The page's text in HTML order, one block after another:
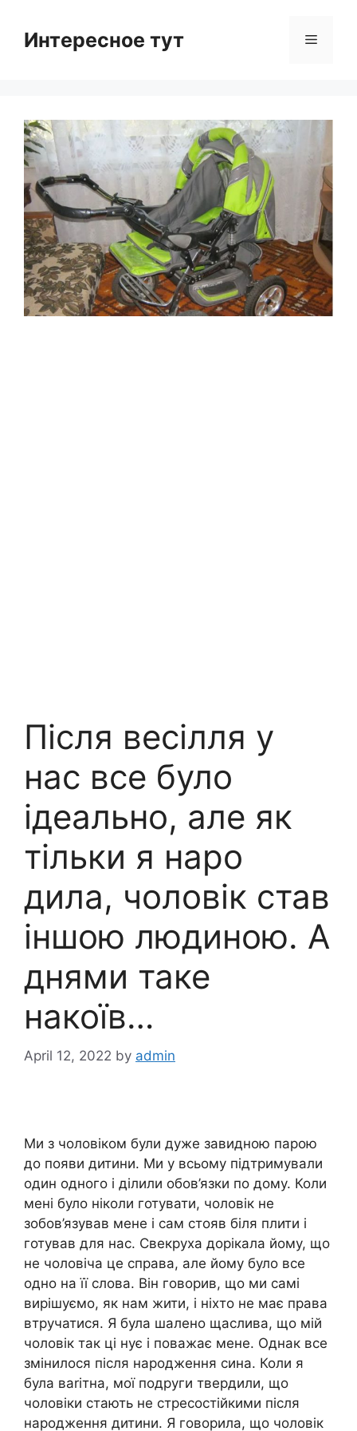
contentИнтересное тут Menu
Після весілля у
нас все було
ідеально, але як
тільки я наро
дила, чоловік став
іншою людиною. А
днями таке
накоїв…
April 12, 2022 by admin
Ми з чоловіком були дуже завидною парою
до появи дитини. Ми у всьому підтримували
один одного і ділили обов’язки по дому. Коли
мені було ніколи готувати, чоловік не
зобов’язував мене і сам стояв біля плити і
готував для нас. Свекруха дорікала йому, що
не чоловіча це справа, але йому було все
одно на її слова. Він говорив, що ми самі
вирішуємо, як нам жити, і ніхто не має права
втручатися. Я була шалено щаслива, що мій
чоловік так ці нує і поважає мене. Однак все
змінилося після народження сина. Коли я
була ваrітна, мої подруги твердили, що
чоловіки стають не стресостійкими після
народження дитини. Я говорила, що чоловік